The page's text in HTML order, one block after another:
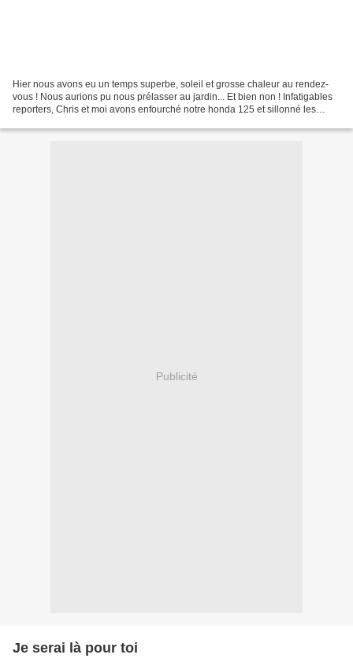
Hier nous avons eu un temps superbe, soleil et grosse chaleur au rendez-
vous ! Nous aurions pu nous prélasser au jardin... Et bien non ! Infatigables
reporters, Chris et moi avons enfourché notre honda 125 et sillonné les
Publicité
Je serai là pour toi